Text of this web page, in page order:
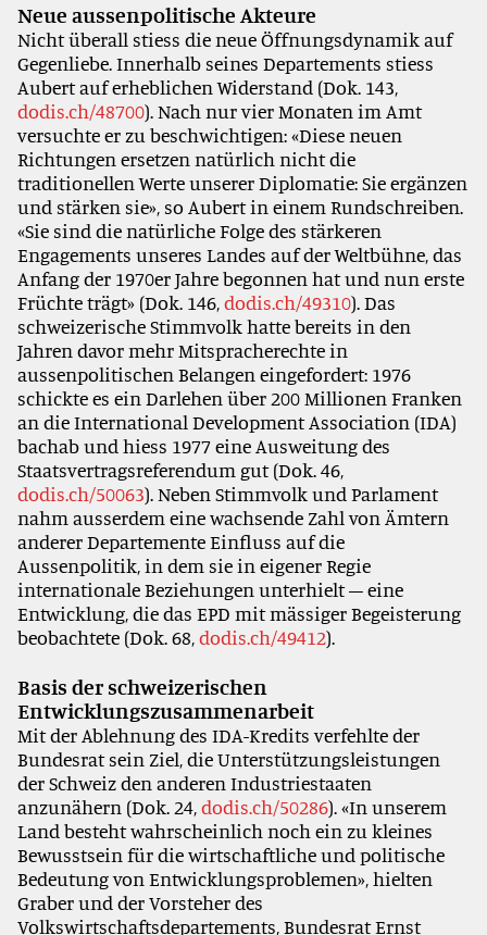
Neue aussenpolitische Akteure
Nicht überall stiess die neue Öffnungsdynamik auf
Gegenliebe. Innerhalb seines Departements stiess
Aubert auf erheblichen Widerstand (Dok. 143,
dodis.ch/48700). Nach nur vier Monaten im Amt
versuchte er zu beschwichtigen: «Diese neuen
Richtungen ersetzen natürlich nicht die
traditionellen Werte unserer Diplomatie: Sie ergänzen
und stärken sie», so Aubert in einem Rundschreiben.
«Sie sind die natürliche Folge des stärkeren
Engagements unseres Landes auf der Weltbühne, das
Anfang der 1970er Jahre begonnen hat und nun erste
Früchte trägt» (Dok. 146,dodis.ch/49310). Das
schweizerische Stimmvolk hatte bereits in den
Jahren davor mehr Mitspracherechte in
aussenpolitischen Belangen eingefordert: 1976
schickte es ein Darlehen über 200 Millionen Franken
an die International Development Association (IDA)
bachab und hiess 1977 eine Ausweitung des
Staatsvertragsreferendum gut (Dok. 46,
dodis.ch/50063). Neben Stimmvolk und Parlament
nahm ausserdem eine wachsende Zahl von Ämtern
anderer Departemente Einfluss auf die
Aussenpolitik, in dem sie in eigener Regie
internationale Beziehungen unterhielt – eine
Entwicklung, die das EPD mit mässiger Begeisterung
beobachtete (Dok. 68,dodis.ch/49412).
Basis der schweizerischen
Entwicklungszusammenarbeit
Mit der Ablehnung des IDA-Kredits verfehlte der
Bundesrat sein Ziel, die Unterstützungsleistungen
der Schweiz den anderen Industriestaaten
anzunähern (Dok. 24,dodis.ch/50286). «In unserem
Land besteht wahrscheinlich noch ein zu kleines
Bewusstsein für die wirtschaftliche und politische
Bedeutung von Entwicklungsproblemen», hielten
Graber und der Vorsteher des
Volkswirtschaftsdepartements, Bundesrat Ernst